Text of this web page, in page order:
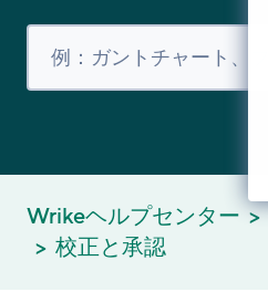
Wrikeヘルプセンター
校正と承認